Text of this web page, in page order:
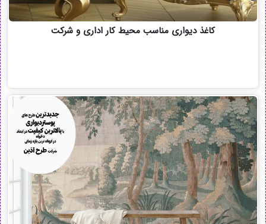
کاغذ دیواری مناسب محیط کار اداری و شرکت